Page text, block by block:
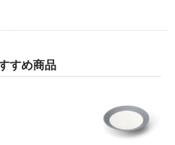
すめ商品